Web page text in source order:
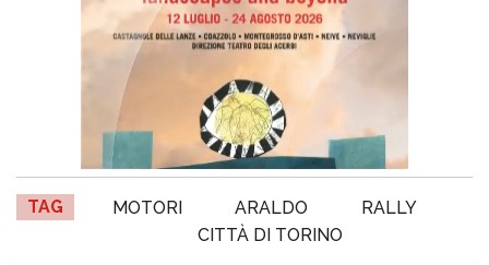
TAG MOTORI ARALDO
RALLY
CITTÀ DI TORINO